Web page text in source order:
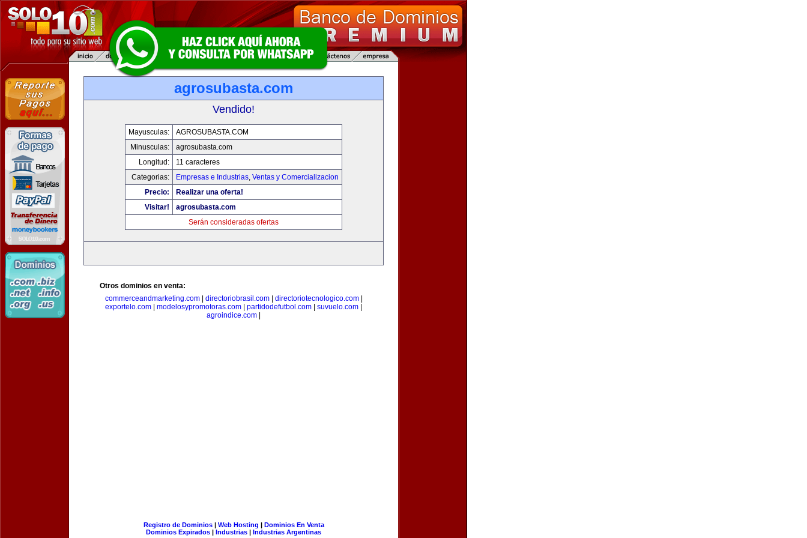
agrosubasta.com
Vendido!
Mayusculas:
AGROSUBASTA.COM
Minusculas:
agrosubasta.com
Longitud:
11 caracteres
Categorias:
Empresas e Industrias, Ventas y Comercializacion
Precio:
Realizar una oferta!
Visitar!
agrosubasta.com
Serán consideradas ofertas
Otros dominios en venta:
commerceandmarketing.com| directoriobrasil.com| directoriotecnologico.com|
exportelo.com
modelosypromotoras.com partidodefutbol.com suvuelo.com
agroindice.com
Registro de Dominios| Web Hosting | Dominios En Venta
Dominios Expirados | Industrias | Industrias Argentinas